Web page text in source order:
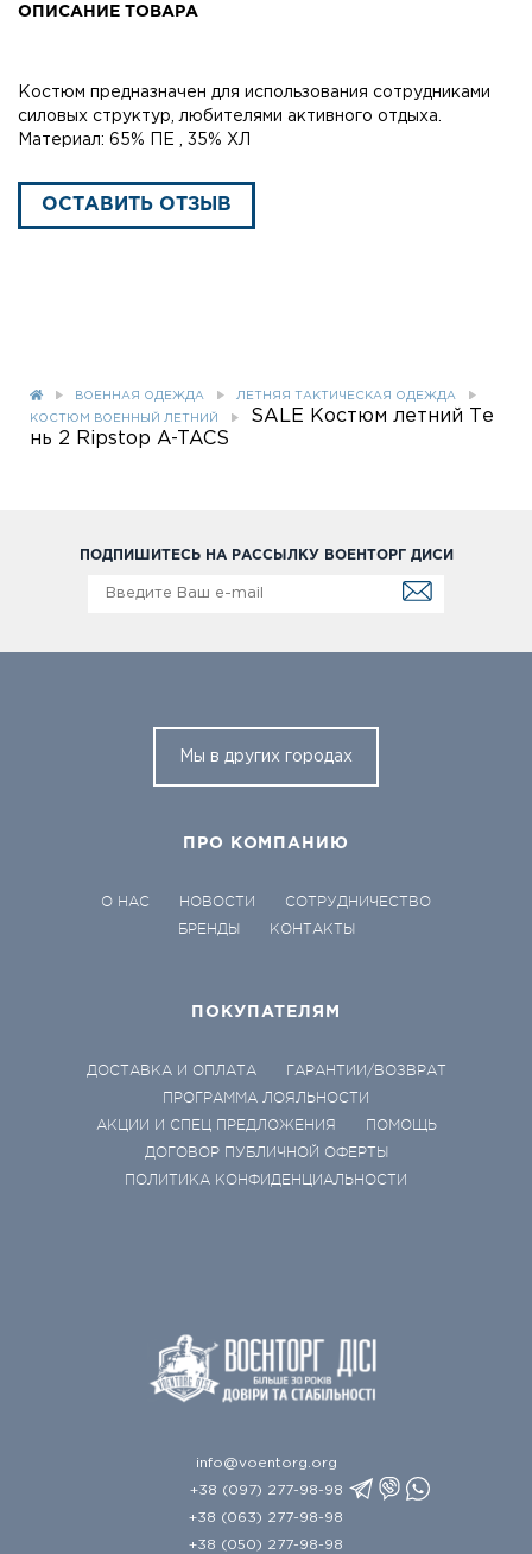
ОПИСАНИЕ ТОВАРА
Костюм предназначен для использования сотрудниками
силовых структур, любителями активного отдыха.
Материал: 65% ПЕ , 35% ХЛ
ОСТАВИТЬ ОТЗЫВ
ВОЕННАЯ ОДЕЖДА ЛЕТНЯЯ ТАКТИЧЕСКАЯ ОДЕЖДА
КОСТЮМ ВОЕННЫЙ ЛЕТНИЙ
SALE Костюм летний Те
нь 2 Ripstop A-TACS
ПОДПИШИТЕСЬ НА РАССЫЛКУ ВОЕНТОРГ ДИСИ
Мы в других городах
ПРО КОМПАНИЮ
О НАС НОВОСТИ
СОТРУДНИЧЕСТВО
БРЕНДЫ
КОНТАКТЫ
ПОКУПАТЕЛЯМ
ДОСТАВКА И ОПЛАТА
ГАРАНТИИ/ВОЗВРАТ
ПРОГРАММА ЛОЯЛЬНОСТИ
АКЦИИ И СПЕЦ ПРЕДЛОЖЕНИЯ
ПОМОЩЬ
ДОГОВОР ПУБЛИЧНОЙ ОФЕРТЫ
ПОЛИТИКА КОНФИДЕНЦИАЛЬНОСТИ
info@voentorg.org
+38 (097) 277-98-98
+38 (063) 277-98-98
+38 (050) 277-98-98